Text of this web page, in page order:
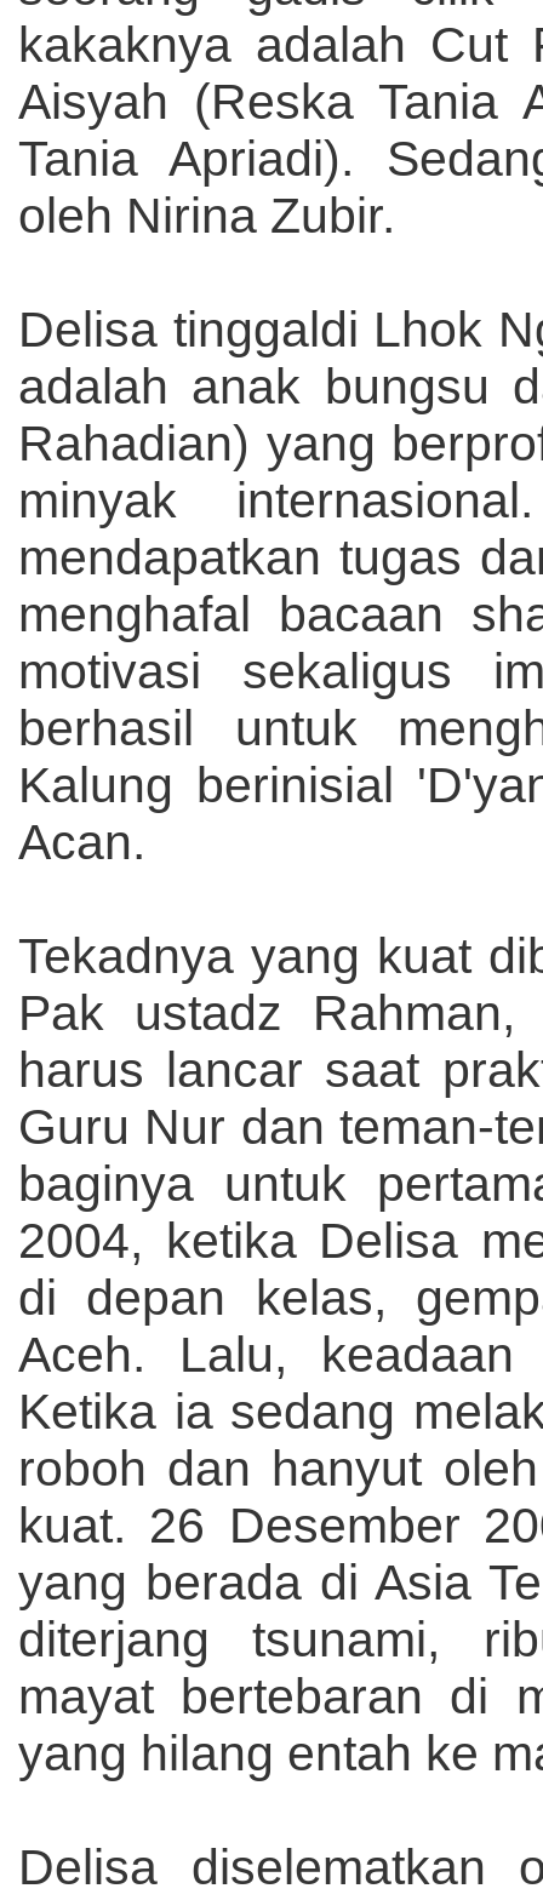
kakaknya adalah Cut
Aisyah (Reska Tania
Tania Apriadi).
oleh Nirina Zubir.
Delisa tinggaldi Lhok
adalah anak bungsu
Rahadian) yang
minyak
mendapatkan tugas
menghafal bacaan
motivasi sekaligus
berhasil untuk
Kalung berinisial
Acan.
Tekadnya yang kuat
Pak ustadz
harus lancar saat
Guru Nur dan teman-
baginya untuk
2004, ketika Delisa
di depan kelas,
Aceh. Lalu, keadaan
Ketika ia sedang
roboh dan hanyut
kuat. 26 Desember
yang berada di Asia
diterjang tsunami,
mayat bertebaran di
yang hilang entah ke
Delisa diselematkan